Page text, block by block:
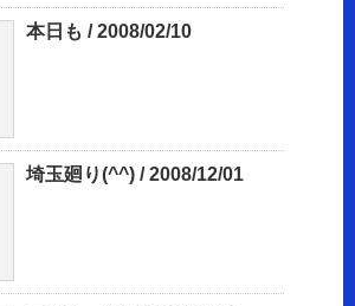
本日も / 2008/02/10
埼玉廻り(^^) / 2008/12/01